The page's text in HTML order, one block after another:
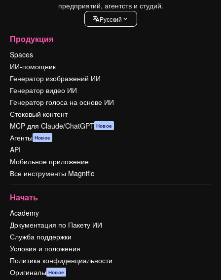
предприятий, агентств и студий.
Pусский
Продукция
Spaces
ИИ-помощник
Генератор изображений ИИ
Генератор видео ИИ
Генератор голоса на основе ИИ
Стоковый контент
MCP для Claude/ChatGPT Новое
Агенты Новое
API
Мобильное приложение
Все инструменты Magnific
Начать
Academy
Документация по Пакету ИИ
Служба поддержки
Условия и положения
Политика конфиденциальности
Оригиналы Новое